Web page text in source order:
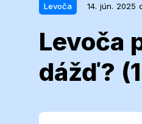
Levoča 14. jún. 2025
Levoča
dážď?
Levoča 14. jún.